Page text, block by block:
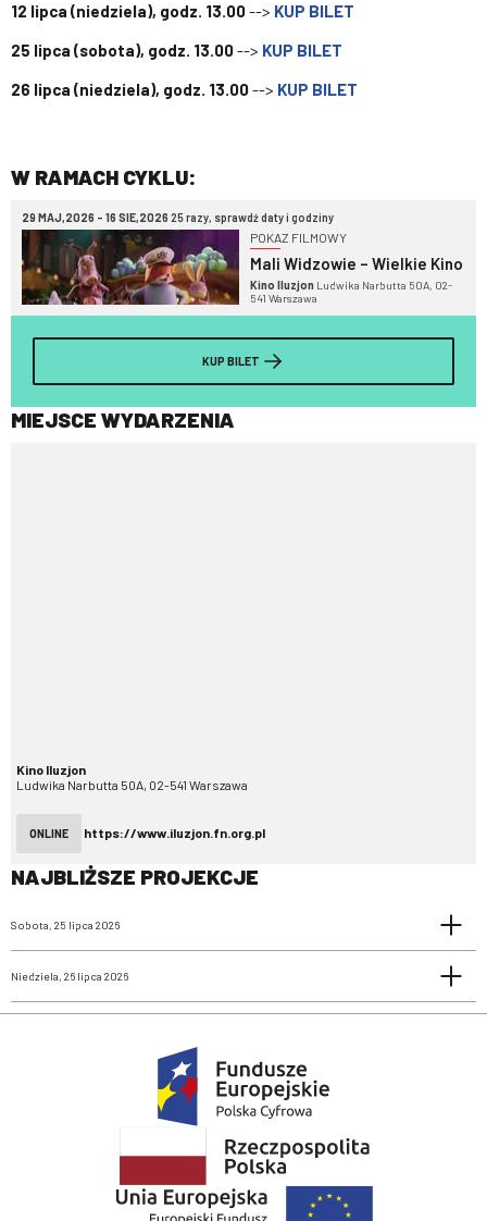
12 lipca (niedziela), godz. 13.00--> KUP BILET
25 lipca (sobota), godz. 13.00--> KUP BILET
26 lipca (niedziela), godz. 13.00--> KUP BILET
W RAMACH CYKLU:
29 MAJ,2026 - 16 SIE,2026 25 razy, sprawdź daty i godziny
POKAZ FILMOWY
Mali Widzowie – Wielkie Kino
Kino Iluzjon Ludwika Narbutta 50A, 02-
541 Warszawa
KUP BILET
MIEJSCE WYDARZENIA
Kino Iluzjon
Ludwika Narbutta 50A, 02-541 Warszawa
ONLINE https://www.iluzjon.fn.org.pl
NAJBLIŻSZE PROJEKCJE
Sobota, 25 lipca 2026
Niedziela, 26 lipca 2026